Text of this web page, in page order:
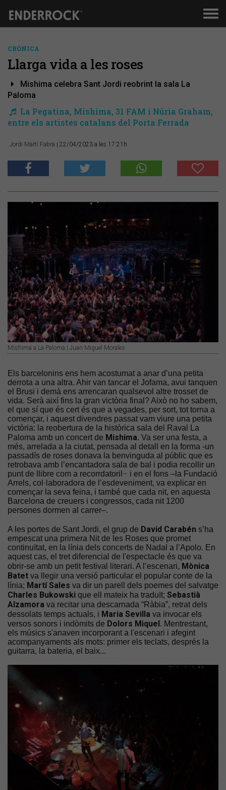
CRÒNICA
Llarga vida a les roses
Mishima celebra Sant Jordi reobrint la sala La
Paloma
La Pegatina, Mishima, 31 FAM i Núria Graham,
entre els artistes catalans del Porta Ferrada
Jordi Martí Fabra | 22/04/2023 a les 17:21h
Mishima a La Paloma | Juan Miguel Morales
Els barcelonins ens hem acostumat a anar d’una petita
derrota a una altra. Ahir van tancar el Jofama, avui tanquen
el Brusi i demà ens arrencaran qualsevol altre trosset de
vida. Serà així fins la gran victòria final? Això no ho sabem,
el que sí que és cert és que a vegades, per sort, tot torna a
començar, i aquest divendres passat vam viure una petita
victòria: la reobertura de la històrica sala del Raval La
Paloma amb un concert de Mishima. Va ser una festa, a
més, arrelada a la ciutat, pensada al detall en la forma -un
passadís de roses donava la benvinguda al públic que es
retrobava amb l’encantadora sala de bal i podia recollir un
punt de llibre com a recorrdatoril – i en el fons –la Fundació
Arrels, col·laboradora de l’esdeveniment, va explicar en
començar la seva feina, i també que cada nit, en aquesta
Barcelona de creuers i congressos, cada nit 1200
persones dormen al carrer–.
A les portes de Sant Jordi, el grup de David Carabén s’ha
empescat una primera Nit de les Roses que promet
continuïtat, en la línia dels concerts de Nadal a l’Apolo. En
aquest cas, el tret diferencial de l'espectacle és que va
obrir-se amb un petit festival literari. A l’escenari, Mònica
Batet va llegir una versió particular el popular conte de la
línia; Martí Sales va dir un parell dels poemes del salvatge
Charles Bukowski que ell mateix ha traduït; Sebastià
Alzamora va recitar una descarnada “Ràbia”, retrat dels
dessolats temps actuals, i Maria Sevilla va invocar els
versos sonors i indòmits de Dolors Miquel . Mentrestant,
els músics s'anaven incorporant a l'escenari i afegint
acompanyaments als mots: primer els teclats, després la
guitarra, la bateria, el baix...